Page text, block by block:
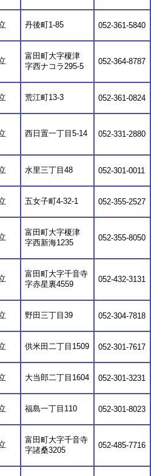
丹後町1-85 052-361-5840
富田町大字榎津
字西ナコラ295-5
052-364-8787
荒江町13-3 052-361-0824
西日置一丁目5-14 052-331-2880
水里三丁目48 052-301-0011
五女子町4-32-1 052-355-2527
富田町大字榎津
字西新海1235
052-355-8050
富田町大字千音寺
字赤星裏4559
052-432-3131
野田三丁目39 052-304-7818
供米田二丁目1509 052-301-7617
大当郎二丁目1604 052-301-3231
福島一丁目110 052-301-8023
富田町大字千音寺
字諸桑3205
052-485-7716